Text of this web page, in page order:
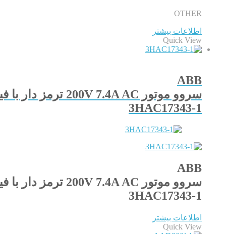
OTHER
اطلاعات بیشتر
Quick View
ABB
سروو موتور 200V 7.4A AC ترمز دار با فیدبک ریزالور
3HAC17343-1
ABB
سروو موتور 200V 7.4A AC ترمز دار با فیدبک ریزالور
3HAC17343-1
اطلاعات بیشتر
Quick View